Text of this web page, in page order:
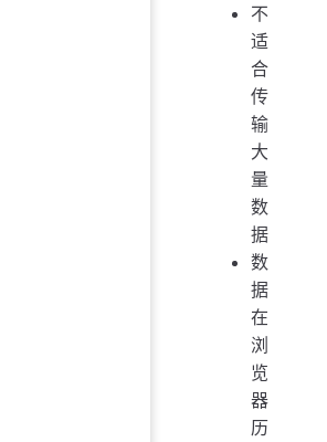
不
适
合
传
输
大
量
数
据
数
据
在
浏
览
器
历